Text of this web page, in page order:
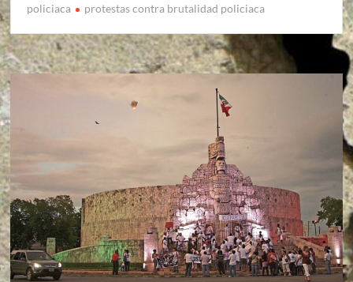
policiaca
protestas contra brutalidad policiaca